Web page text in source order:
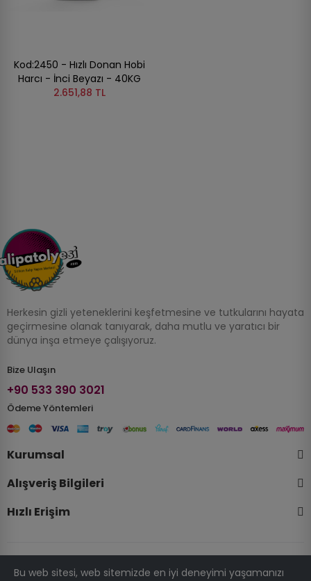
Kod:2450 - Hızlı Donan Hobi
Harcı - İnci Beyazı - 40KG
2.651,88 TL
Herkesin gizli yeteneklerini keşfetmesine ve tutkularını hayata
geçirmesine olanak tanıyarak, daha mutlu ve yaratıcı bir
dünya inşa etmeye çalışıyoruz.
Bize Ulaşın
+90 533 390 3021
Ödeme Yöntemleri
Kurumsal
Alışveriş Bilgileri
Hızlı Erişim
© 2025 Telif Hakkı Kalipatolyesi.com . Tüm Hakları Saklıdır.
Bu web sitesi, web sitemizde en iyi deneyimi yaşamanızı